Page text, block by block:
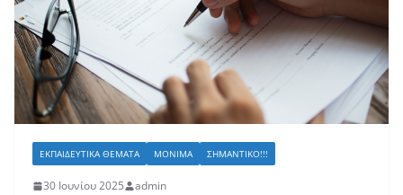
ΕΚΠΑΙΔΕΥΤΙΚΆ ΘΈΜΑΤΑ ΜΌΝΙΜΑ ΣΗΜΑΝΤΙΚΌ!!!
30 Ιουνίου 2025 admin